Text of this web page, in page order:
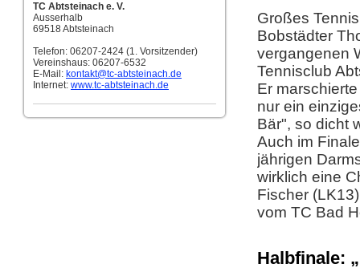
TC Abtsteinach e. V.
Ausserhalb
69518 Abtsteinach
Telefon: 06207-2424 (1. Vorsitzender)
Vereinshaus: 06207-6532
E-Mail: kontakt@tc-abtsteinach.de
Internet: www.tc-abtsteinach.de
Großes
Bobstädter
vergangenen
Tennisclub
Er
nur ein
Bär", so dicht
Auch im
jährigen
wirklich eine
Fischer
vom TC Bad
Halbfinale: